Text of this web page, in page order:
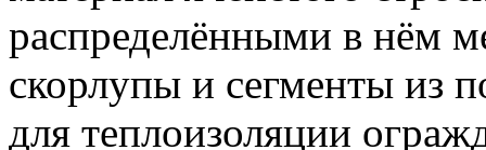
распределёнными в нём
скорлупы и сегменты из
для теплоизоляции